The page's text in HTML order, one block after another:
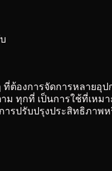
ต้องการจัดการหลายอุ
ทุกที่ เป็นการใช้ที่เหม
รปรับปรุงประสิทธิภาพ